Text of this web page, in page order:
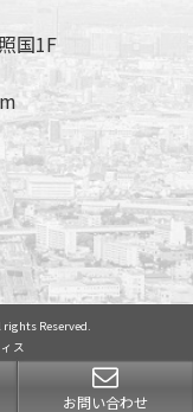
お問い合わせ
国1F
Reserved.
ス